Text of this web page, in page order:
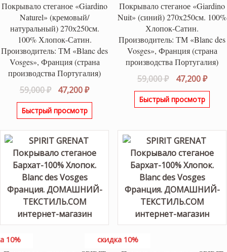
Покрывало стеганое «Giardino
Naturel» (кремовый/
натуральный) 270х250см.
100% Хлопок-Сатин.
Производитель: ТМ «Blanc des
Vosges», Франция (страна
производства Португалия)
59,000₽
Первоначальная
цена
составляла
47,200₽Текущая
цена:
Быстрый просмотр
Покрывало стеганое «Giardino
Nuit» (синий) 270х250см. 100%
Хлопок-Сатин.
Производитель: ТМ «Blanc des
Vosges», Франция (страна
производства Португалия)
59,000₽
цена
составляла
47,200₽
Быстрый просмотр
10% скидка 10%